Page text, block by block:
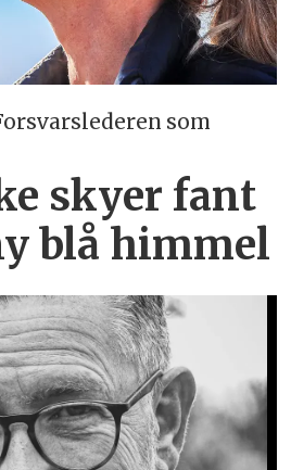
som
skyer fant
blå himmel